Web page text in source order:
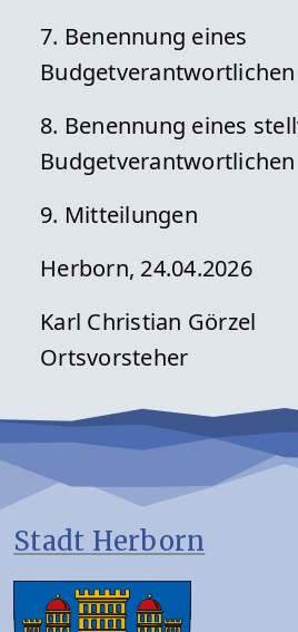
7. Benennung eines
8. Benennung eines
Budgetverantwortlichen
9. Mitteilungen
Herborn, 24.04.2026
Karl Christian Görzel
Ortsvorsteher
Stadt Herborn